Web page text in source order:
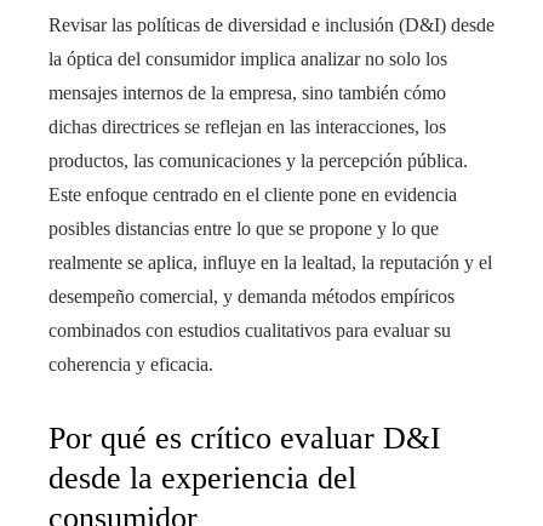
Revisar las políticas de diversidad e inclusión (D&I) desde
la óptica del consumidor implica analizar no solo los
mensajes internos de la empresa, sino también cómo
dichas directrices se reflejan en las interacciones, los
productos, las comunicaciones y la percepción pública.
Este enfoque centrado en el cliente pone en evidencia
posibles distancias entre lo que se propone y lo que
realmente se aplica, influye en la lealtad, la reputación y el
desempeño comercial, y demanda métodos empíricos
combinados con estudios cualitativos para evaluar su
coherencia y eficacia.
Por qué es crítico evaluar D&I
desde la experiencia del
consumidor